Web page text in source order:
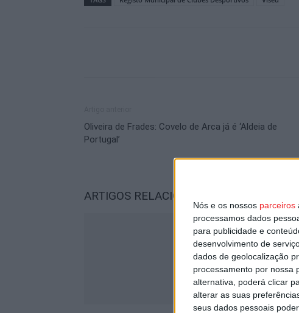
Nós e os nossos parceiros
processamos dados
para publicidade e
desenvolvimento de
dados de geolocalização
processamento por nossa
alternativa, poderá clicar
alterar as suas
seus dados pessoais
Oliveira de Frades: Covelo de Arca já é ‘Aldeia de
Portugal’
ARTIGOS RELACIONADOS